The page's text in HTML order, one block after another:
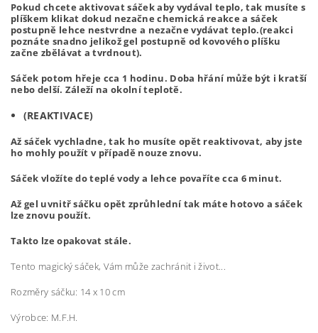
Pokud chcete aktivovat sáček aby vydával teplo, tak musíte s
plíškem klikat dokud nezačne chemická reakce a sáček
postupně lehce nestvrdne a nezačne vydávat teplo.(reakci
poznáte snadno jelikož gel postupně od kovového plíšku
začne zbělávat a tvrdnout).
Sáček potom hřeje cca 1 hodinu. Doba hřání může být i kratší
nebo delší. Záleží na okolní teplotě.
(REAKTIVACE)
Až sáček vychladne, tak ho musíte opět reaktivovat, aby jste
ho mohly použít v případě nouze znovu.
Sáček vložíte do teplé vody a lehce povaříte cca 6 minut.
Až gel uvnitř sáčku opět zprůhlední tak máte hotovo a sáček
lze znovu použít.
Takto lze opakovat stále.
Tento magický sáček, Vám může zachránit i život...
Rozměry sáčku: 14 x 10 cm
Výrobce: M.F.H.